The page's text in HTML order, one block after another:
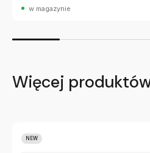
w magazynie
Więcej
NEW